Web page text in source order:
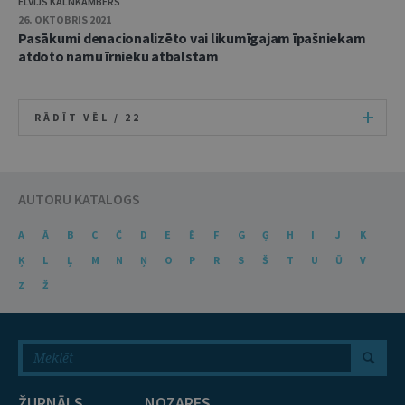
26. OKTOBRIS 2021
Pasākumi denacionalizēto vai likumīgajam īpašniekam
atdoto namu īrnieku atbalstam
RĀDĪT VĒL / 22
AUTORU KATALOGS
A Ā B C Č D E Ē F G Ģ H I J
K
Ķ
L Ļ M N Ņ O P R S Š T U Ū
V
Z
Ž